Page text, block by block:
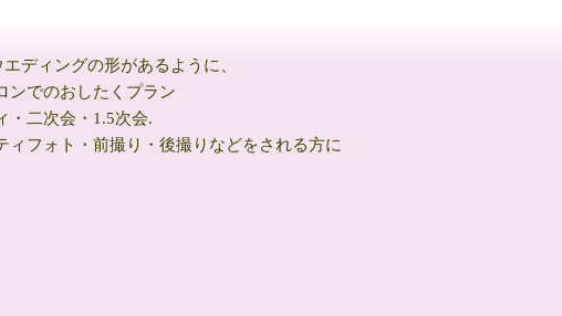
ディングの形があるように、
ンでのおしたくプラン
・二次会・1.5次会.
ィフォト・前撮り・後撮りなどをされる方に